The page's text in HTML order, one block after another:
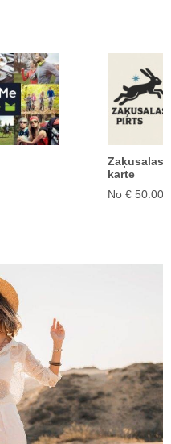
Zaķusalas
karte
No € 50.00